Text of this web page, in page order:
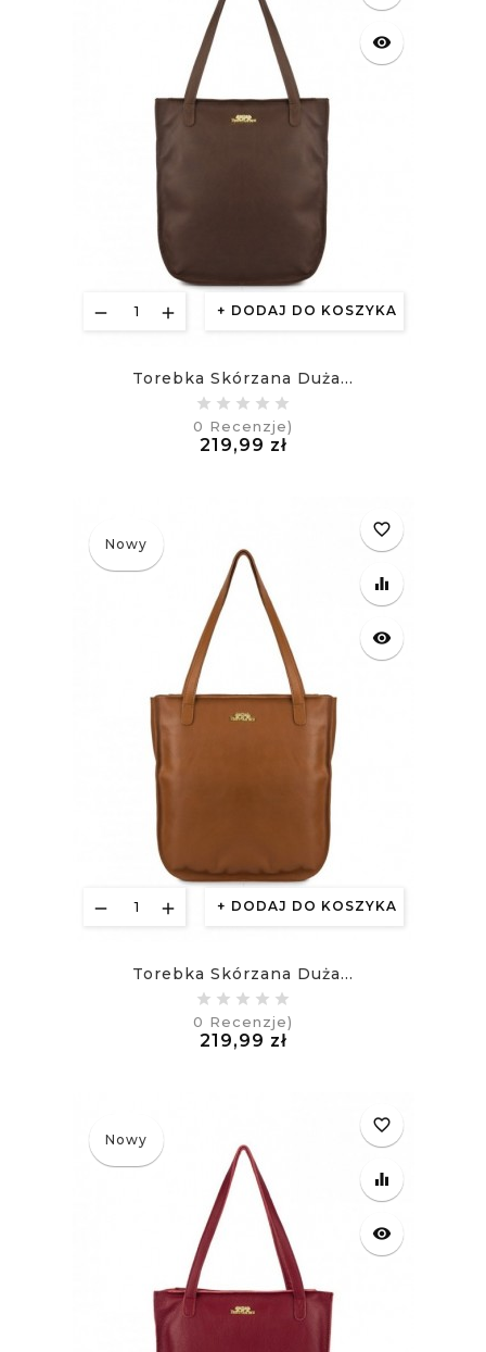
DODAJ DO KOSZYKA
visibility
Torebka Skórzana Duża...
0 Recenzje)
219,99 złCena
Nowy
DODAJ DO KOSZYKA
favorite_border
equalizer
visibility
Torebka Skórzana Duża...
0 Recenzje)
219,99 złCena
Nowy
favorite_border
equalizer
visibility